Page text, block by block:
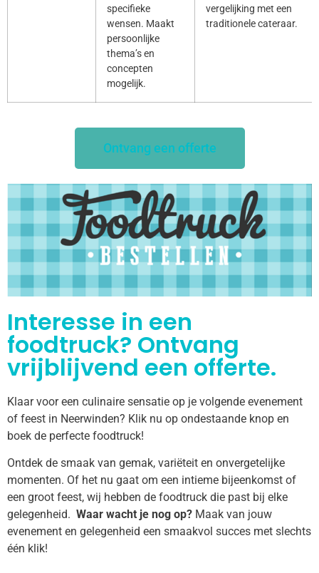
specifieke
wensen. Maakt
persoonlijke
thema’s en
concepten
mogelijk.
vergelijking met een
traditionele cateraar.
Ontvang een offerte
Interesse in een
foodtruck? Ontvang
vrijblijvend een offerte.
Klaar voor een culinaire sensatie op je volgende evenement
of feest in Neerwinden? Klik nu op ondestaande knop en
boek de perfecte foodtruck!
Ontdek de smaak van gemak, variëteit en onvergetelijke
momenten. Of het nu gaat om een intieme bijeenkomst of
een groot feest, wij hebben de foodtruck die past bij elke
gelegenheid. Waar wacht je nog op? Maak van jouw
evenement en gelegenheid een smaakvol succes met slechts
één klik!